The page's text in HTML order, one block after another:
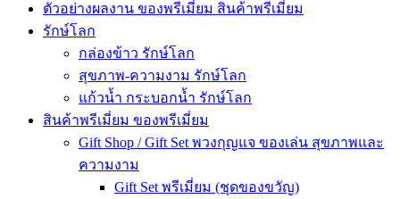
ตัวอย่างผลงาน ของพรีเมี่ยม สินค้าพรีเมี่ยม
รักษ์โลก
กล่องข้าว รักษ์โลก
สุขภาพ-ความงาม รักษ์โลก
แก้วน้ำ กระบอกน้ำ รักษ์โลก
สินค้าพรีเมี่ยม ของพรีเมี่ยม
Gift Shop / Gift Set พวงกุญแจ ของเล่น สุขภาพและ
ความงาม
Gift Set พรีเมี่ยม (ชุดของขวัญ)